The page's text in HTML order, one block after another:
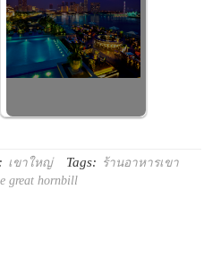
เขาใหญ่ Tags: ร้านอาหารเขา
great hornbill